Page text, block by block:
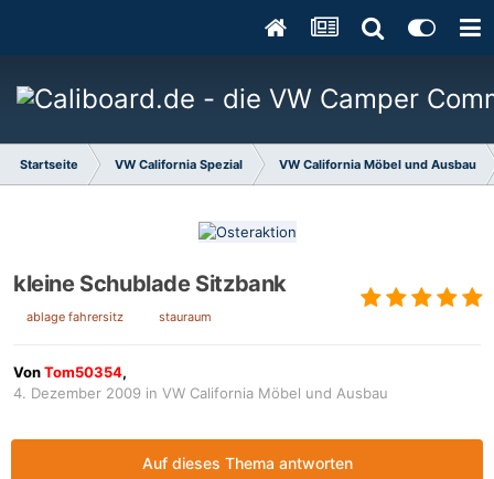
Startseite VW California Spezial VW California Möbel und Ausbau
kleine Schublade Sitzbank
ablage fahrersitz stauraum
VonTom50354,
4. Dezember 2009 in VW California Möbel und Ausbau
Auf dieses Thema antworten